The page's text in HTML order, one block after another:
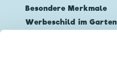
Besondere Merkmale
Werbeschild im Garten